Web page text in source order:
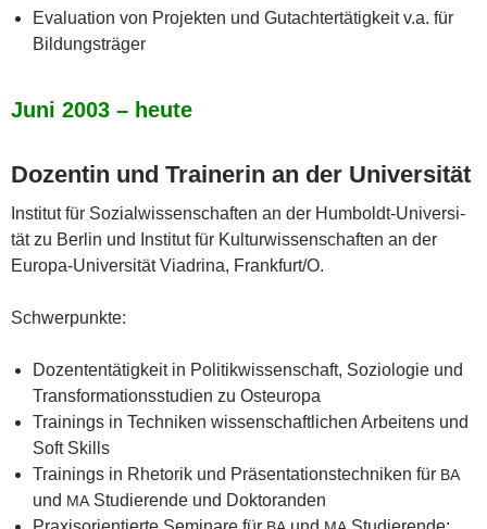
Eva­lua­ti­on von Pro­jek­ten und Gut­ach­ter­tä­tig­keit v.a. für
Bildungsträger
Juni 2003 – heute
Dozen­tin und Trai­ne­rin an der Universität
Insti­tut für Sozi­al­wis­sen­schaf­ten an der Hum­boldt-Uni­ver­si­
tät zu Ber­lin und Insti­tut für Kul­tur­wis­sen­schaf­ten an der
Euro­pa-Uni­ver­si­tät Via­dri­na, Frankfurt/O.
Schwer­punk­te:
Dozen­ten­tä­tig­keit in Poli­tik­wis­sen­schaft, Sozio­lo­gie und
Trans­for­ma­ti­ons­stu­di­en zu Osteuropa
Trai­nings in Tech­ni­ken wis­sen­schaft­li­chen Arbei­tens und
Soft Skills
Trai­nings in Rhe­to­rik und Prä­sen­ta­ti­ons­tech­ni­ken für BA
und MA Stu­die­ren­de und Doktoranden